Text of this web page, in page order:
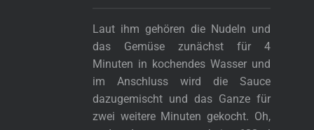
Laut ihm gehören die Nudeln und
das Gemüse zunächst für 4
Minuten in kochendes Wasser und
im Anschluss wird die Sauce
dazugemischt und das Ganze für
zwei weitere Minuten gekocht. Oh,